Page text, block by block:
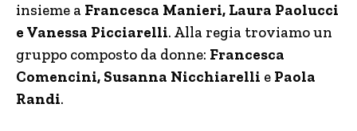
insieme a Francesca Manieri, Laura Paolucci
e Vanessa Picciarelli. Alla regia troviamo un
gruppo composto da donne: Francesca
Comencini, Susanna Nicchiarelli e Paola
Randi.